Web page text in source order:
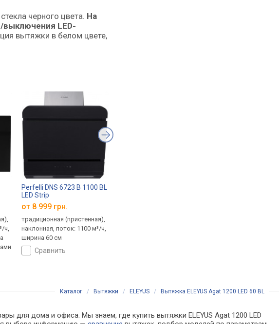
черного цвета. На
выключения LED-
вытяжки в белом цвете,
ч,
Perfelli DNS 6723 B 1100 BL
LED Strip
от 8 999 грн.
традиционная (пристенная),
наклонная, поток: 1100 м³/ч,
ширина 60 см
сравнить
Каталог / Вытяжки / ELEYUS / Вытяжка ELEYUS Agat 1200 LED 60 BL
для дома и офиса. Мы знаем, где купить вытяжки ELEYUS Agat 1200 LED